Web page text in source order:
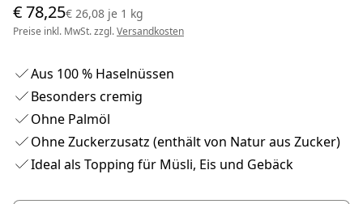
€ 78,25€ 26,08 je 1 kg
Preise inkl. MwSt. zzgl.Versandkosten
Aus 100 % Haselnüssen
Besonders cremig
Ohne Palmöl
Ohne Zuckerzusatz (enthält von Natur aus Zucker)
Ideal als Topping für Müsli, Eis und Gebäck